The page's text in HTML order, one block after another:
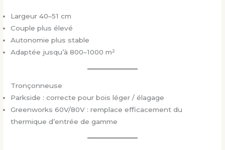
Largeur 40–51 cm
Couple plus élevé
Autonomie plus stable
Adaptée jusqu’à 800–1000 m²
Tronçonneuse
Parkside : correcte pour bois léger / élagage
Greenworks 60V/80V : remplace efficacement du
thermique d’entrée de gamme